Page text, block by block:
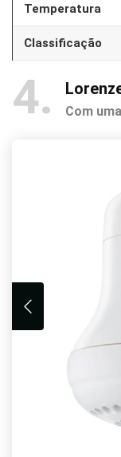
Temperatura
Classificação
4 Com